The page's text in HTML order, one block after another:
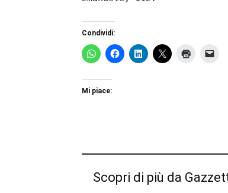
Condividi:
Mi piace:
Scopri di più da